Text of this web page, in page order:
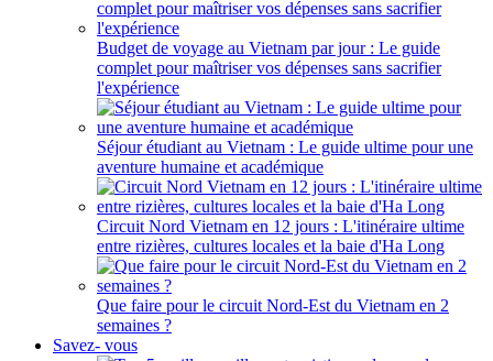
Budget de voyage au Vietnam par jour : Le guide
complet pour maîtriser vos dépenses sans sacrifier
l'expérience
Séjour étudiant au Vietnam : Le guide ultime pour une
aventure humaine et académique
Circuit Nord Vietnam en 12 jours : L'itinéraire ultime
entre rizières, cultures locales et la baie d'Ha Long
Que faire pour le circuit Nord-Est du Vietnam en 2
semaines ?
Savez- vous